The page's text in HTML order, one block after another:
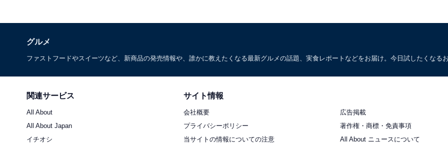
グルメ
ファストフードやスイーツなど、新商品の発売情報や、誰かに教えたくなる最新グルメの話題、実食レポートなどをお届け。今日試したくなる
関連サービス
All About
All About Japan
イチオシ
サイト情報
会社概要
広告掲載
プライバシーポリシー
著作権・商標・免責事項
当サイトの情報についての注意
All About ニュースについて